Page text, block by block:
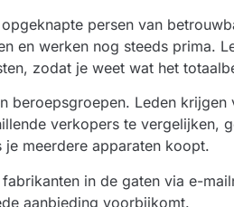
persen van
en werken nog steeds prima.
zodat je weet wat het
beroepsgroepen. Leden
verkopers te vergelijken,
meerdere apparaten koopt.
in de gaten via e-
aanbieding voorbijkomt.